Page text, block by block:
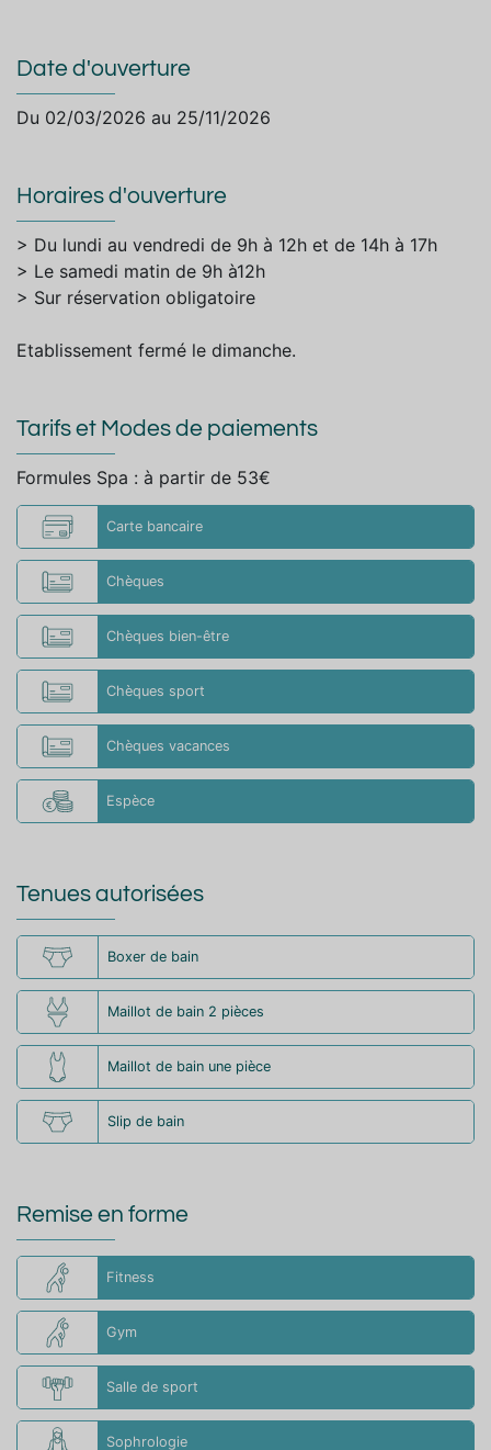
Date d'ouverture
Du 02/03/2026 au 25/11/2026
Horaires d'ouverture
> Du lundi au vendredi de 9h à 12h et de 14h à 17h
> Le samedi matin de 9h à12h
> Sur réservation obligatoire
Etablissement fermé le dimanche.
Tarifs et Modes de paiements
Formules Spa : à partir de 53€
Carte bancaire
Chèques
Chèques bien-être
Chèques sport
Chèques vacances
Espèce
Tenues autorisées
Boxer de bain
Maillot de bain 2 pièces
Maillot de bain une pièce
Slip de bain
Remise en forme
Fitness
Gym
Salle de sport
Sophrologie